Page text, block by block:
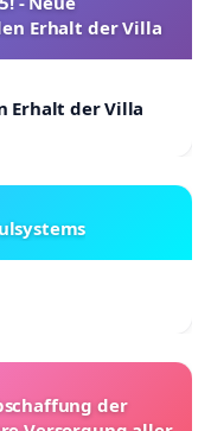
Erhalt der Villa
Erhalt der Villa
der